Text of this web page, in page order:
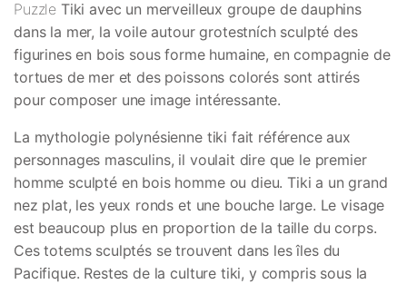
Puzzle Tiki avec un merveilleux groupe de dauphins
dans la mer, la voile autour grotestních sculpté des
figurines en bois sous forme humaine, en compagnie de
tortues de mer et des poissons colorés sont attirés
pour composer une image intéressante.
La mythologie polynésienne tiki fait référence aux
personnages masculins, il voulait dire que le premier
homme sculpté en bois homme ou dieu. Tiki a un grand
nez plat, les yeux ronds et une bouche large. Le visage
est beaucoup plus en proportion de la taille du corps.
Ces totems sculptés se trouvent dans les îles du
Pacifique. Restes de la culture tiki, y compris sous la